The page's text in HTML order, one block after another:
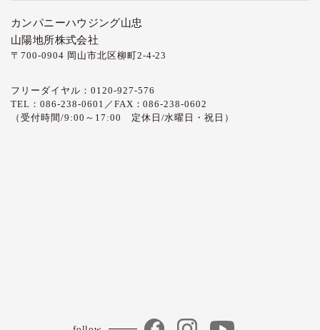
カンパニーハウジング山忠
山陽地所株式会社
〒700-0904 岡山市北区柳町2-4-23
フリーダイヤル：0120-927-576
TEL：086-238-0601／FAX：086-238-0602
（受付時間/9:00～17:00 定休日/水曜日・祝日）